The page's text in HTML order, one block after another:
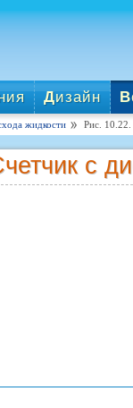
Дизайн В
жидкости Рис.
с